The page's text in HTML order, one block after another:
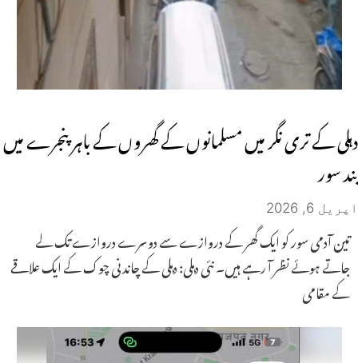
دہلی کے تری نگر میں مسلمانوں کے گھروں کے باہر پنجرے میں
بند سور
اپریل 6, 2026
تین آدمی سور کو ایک گھر کے دروازے سے دوسرے دروازے تک لے
جاتے ہوئے نظر آ رہے ہیں۔ نئی دہلی: دہلی کے چاندنی چوک کے ایک علاقے
کے مقامی